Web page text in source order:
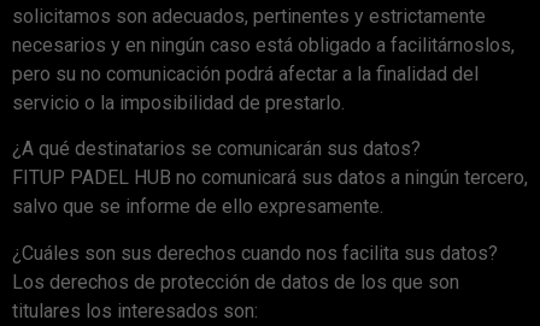
solicitamos son adecuados, pertinentes y estrictamente
necesarios y en ningún caso está obligado a facilitárnoslos,
pero su no comunicación podrá afectar a la finalidad del
servicio o la imposibilidad de prestarlo.
¿A qué destinatarios se comunicarán sus datos?
FITUP PADEL HUB no comunicará sus datos a ningún tercero,
salvo que se informe de ello expresamente.
¿Cuáles son sus derechos cuando nos facilita sus datos?
Los derechos de protección de datos de los que son
titulares los interesados son: